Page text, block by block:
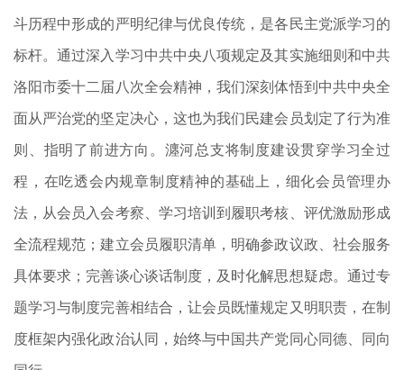
斗历程中形成的严明纪律与优良传统，是各民主党派学习的
标杆。通过深入学习中共中央八项规定及其实施细则和中共
洛阳市委十二届八次全会精神，我们深刻体悟到中共中央全
面从严治党的坚定决心，这也为我们民建会员划定了行为准
则、指明了前进方向。瀍河总支将制度建设贯穿学习全过
程，在吃透会内规章制度精神的基础上，细化会员管理办
法，从会员入会考察、学习培训到履职考核、评优激励形成
全流程规范；建立会员履职清单，明确参政议政、社会服务
具体要求；完善谈心谈话制度，及时化解思想疑虑。通过专
题学习与制度完善相结合，让会员既懂规定又明职责，在制
度框架内强化政治认同，始终与中国共产党同心同德、同向